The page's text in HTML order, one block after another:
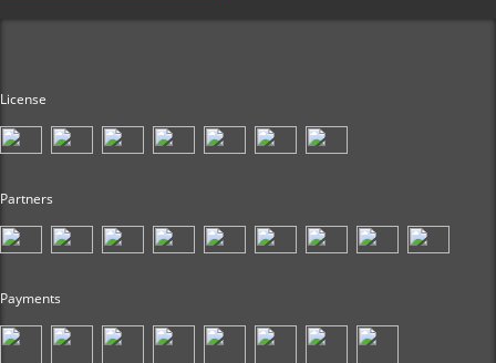
License
Partners
Payments